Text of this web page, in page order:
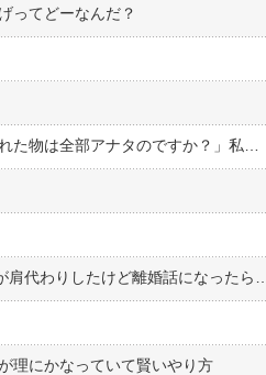
ってどーなんだ？
理にかなっていて賢いやり方